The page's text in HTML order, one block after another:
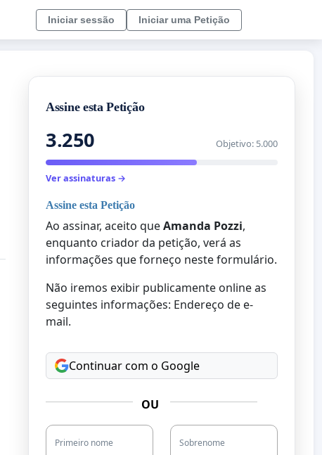
Iniciar sessão Iniciar uma Petição
Assine esta Petição
3.250 Objetivo: 5.000
Ver assinaturas →
Assine esta Petição
Ao assinar, aceito queAmanda Pozzi,
enquanto criador da petição, verá as
informações que forneço neste formulário.
Não iremos exibir publicamente online as
seguintes informações: Endereço de e-
mail.
Continuar com o Google
OU
Primeiro nome Sobrenome